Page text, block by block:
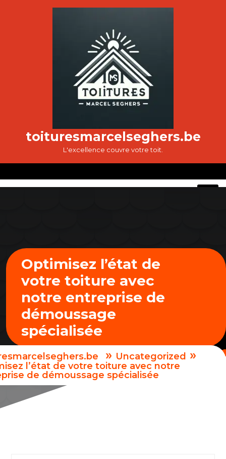
toituresmarcelseghers.be
L'excellence couvre votre toit.
Optimisez l’état de
votre toiture avec
notre entreprise de
démoussage
spécialisée
» Uncategorized »
l’état de votre toiture avec notre
de démoussage spécialisée